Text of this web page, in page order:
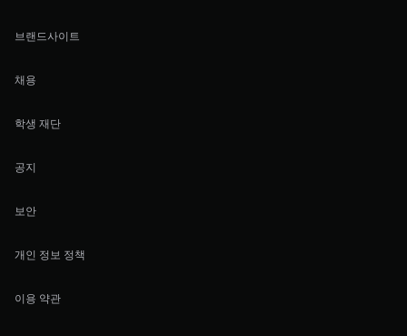
브랜드사이트
채용
학생 재단
공지
보안
개인 정보 정책
이용 약관